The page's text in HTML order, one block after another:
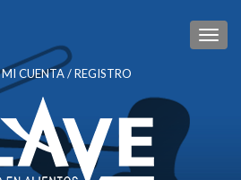
MI CUENTA / REGISTRO